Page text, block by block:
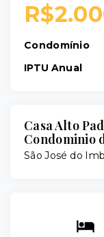
Condomínio
IPTU Anual
Casa Alto
Condominio
São José do